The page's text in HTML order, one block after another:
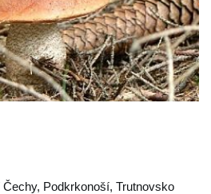
Čechy, Podkrkonoší, Trutnovsko